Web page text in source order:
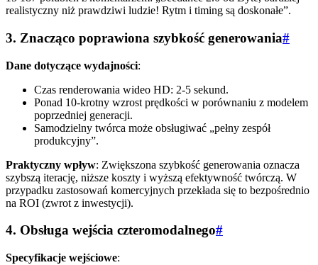
realistyczny niż prawdziwi ludzie! Rytm i timing są doskonałe”.
3. Znacząco poprawiona szybkość generowania#
Dane dotyczące wydajności:
Czas renderowania wideo HD: 2-5 sekund.
Ponad 10-krotny wzrost prędkości w porównaniu z modelem
poprzedniej generacji.
Samodzielny twórca może obsługiwać „pełny zespół
produkcyjny”.
Praktyczny wpływ: Zwiększona szybkość generowania oznacza
szybszą iterację, niższe koszty i wyższą efektywność twórczą. W
przypadku zastosowań komercyjnych przekłada się to bezpośrednio
na ROI (zwrot z inwestycji).
4. Obsługa wejścia czteromodalnego#
Specyfikacje wejściowe: